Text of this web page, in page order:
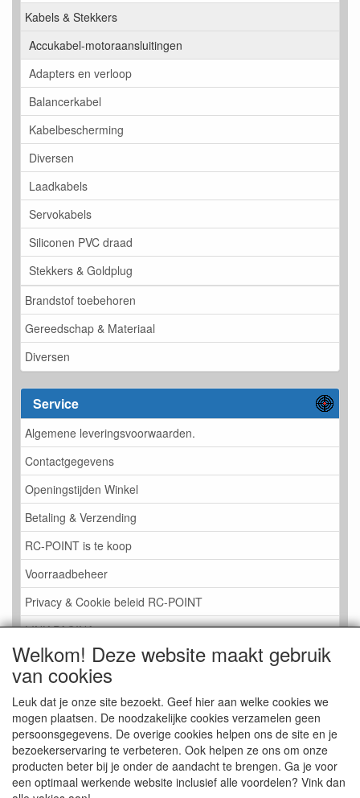
Kabels & Stekkers
Accukabel-motoraansluitingen
Adapters en verloop
Balancerkabel
Kabelbescherming
Diversen
Laadkabels
Servokabels
Siliconen PVC draad
Stekkers & Goldplug
Brandstof toebehoren
Gereedschap & Materiaal
Diversen
Service
Algemene leveringsvoorwaarden.
Contactgegevens
Openingstijden Winkel
Betaling & Verzending
RC-POINT is te koop
Voorraadbeheer
Privacy & Cookie beleid RC-POINT
LINK PAGINA
Gastenboek RC-POINT
Kijkje in de Winkel
Welkom! Deze website maakt gebruik
van cookies
Leuk dat je onze site bezoekt. Geef hier aan welke cookies we
mogen plaatsen. De noodzakelijke cookies verzamelen geen
persoonsgegevens. De overige cookies helpen ons de site en je
bezoekerservaring te verbeteren. Ook helpen ze ons om onze
producten beter bij je onder de aandacht te brengen. Ga je voor
een optimaal werkende website inclusief alle voordelen? Vink dan